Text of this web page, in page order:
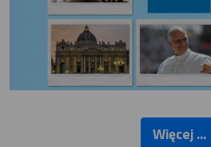
Więcej ...